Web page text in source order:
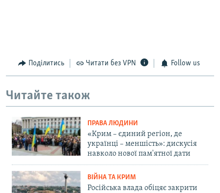
Поділитись Читати без VPN Follow us
Читайте також
ПРАВА ЛЮДИНИ
«Крим – єдиний регіон, де
українці – меншість»: дискусія
навколо нової пам'ятної дати
ВІЙНА ТА КРИМ
Російська влада обіцяє закрити